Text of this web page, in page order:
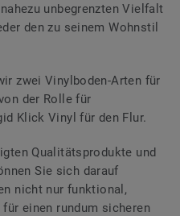
unbegrenzten Vielfalt
den zu seinem Wohnstil
zwei Vinylboden-Arten für
der Rolle für
Klick Vinyl für den Flur.
Qualitätsprodukte und
Sie sich darauf
nicht nur funktional,
einen rundum sicheren